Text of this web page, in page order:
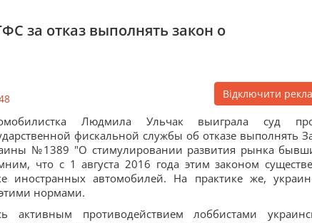
за отказ выполнять закон о
Відключити
Людмила Ульчак выиграла суд
фискальной службы об отказе выполнять
№1389 "О стимулировании развития рынка
что с 1 августа 2016 года этим законом
автомобилей. На практике же,
нормами.
противодействием лоббистами